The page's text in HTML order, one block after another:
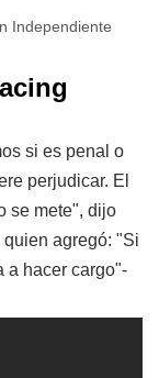
Independiente
si es penal o
perjudicar. El
se mete", dijo
quien agregó: "Si
a hacer cargo"-